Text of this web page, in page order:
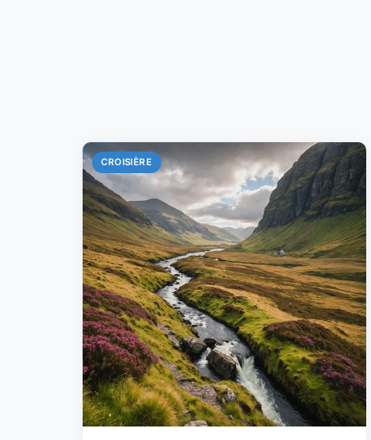
CROISIÈRE